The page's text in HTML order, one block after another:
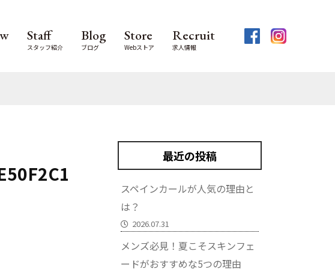
Staff
スタッフ紹介
Blog
ブログ
Store
Webストア
Recruit
求人情報
最近の投稿
スペインカールが人気の理由と
は？
2026.07.31
メンズ必見！夏こそスキンフェ
ードがおすすめな5つの理由